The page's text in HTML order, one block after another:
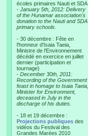
écoles primaires Nauti et SDA
- January 5th, 2012: Delivery
of the Hunamar association's
donation to the Nauti and SDA
primary schools.
- 30 décembre : Fête en
l'honneur d'Isaia Taeia,
Ministre de l'Environnement
décédé en exercice en juillet
dernier (participation et
tournage)
- December 30th, 2011:
Recording of the Government
feast in homage to Isaia Taeia,
Minister for Environment,
deceased in July in the
discharge of his duties.
- 18 et 19 décembre :
Projections publiques des
vidéos du Festival des
Grandes Marées 2010